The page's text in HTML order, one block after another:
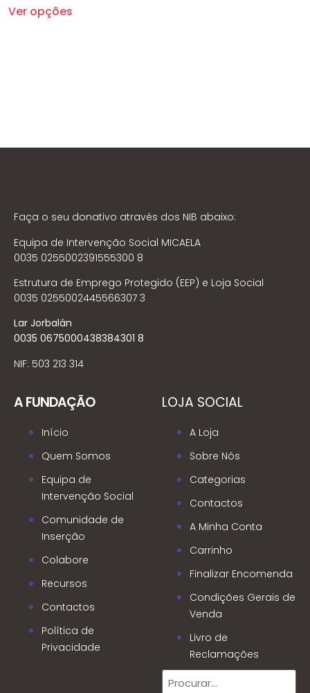
Ver opções
Faça o seu donativo através dos NIB abaixo:
Equipa de Intervenção Social MICAELA
0035 0255002391555300 8
Estrutura de Emprego Protegido (EEP) e Loja Social
0035 0255002445566307 3
Lar Jorbalán
0035 0675000438384301 8
NIF: 503 213 314
A FUNDAÇÃO
Início
Quem Somos
Equipa de
Intervenção Social
Comunidade de
Inserção
Colabore
Recursos
Contactos
Política de
Privacidade
LOJA SOCIAL
A Loja
Sobre Nós
Categorias
Contactos
A Minha Conta
Carrinho
Finalizar Encomenda
Condições Gerais de
Venda
Livro de
Reclamações